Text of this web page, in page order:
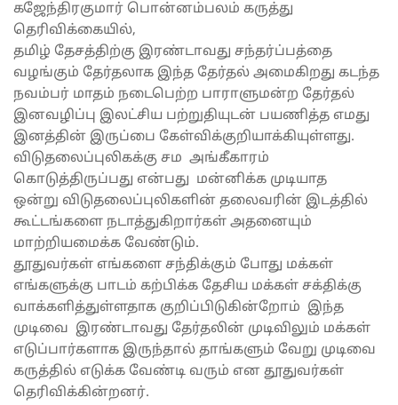
கஜேந்திரகுமார் பொன்னம்பலம் கருத்து
தெரிவிக்கையில்,
தமிழ் தேசத்திற்கு இரண்டாவது சந்தர்ப்பத்தை
வழங்கும் தேர்தலாக இந்த தேர்தல் அமைகிறது கடந்த
நவம்பர் மாதம் நடைபெற்ற பாராளுமன்ற தேர்தல்
இனவழிப்பு இலட்சிய பற்றுதியுடன் பயணித்த எமது
இனத்தின் இருப்பை கேள்விக்குறியாக்கியுள்ளது.
விடுதலைப்புலிகக்கு சம அங்கீகாரம்
கொடுத்திருப்பது என்பது மன்னிக்க முடியாத
ஒன்று விடுதலைப்புலிகளின் தலைவரின் இடத்தில்
கூட்டங்களை நடாத்துகிறார்கள் அதனையும்
மாற்றியமைக்க வேண்டும்.
தூதுவர்கள் எங்களை சந்திக்கும் போது மக்கள்
எங்களுக்கு பாடம் கற்பிக்க தேசிய மக்கள் சக்திக்கு
வாக்களித்துள்ளதாக குறிப்பிடுகின்றோம் இந்த
முடிவை இரண்டாவது தேர்தலின் முடிவிலும் மக்கள்
எடுப்பார்களாக இருந்தால் தாங்களும் வேறு முடிவை
கருத்தில் எடுக்க வேண்டி வரும் என தூதுவர்கள்
தெரிவிக்கின்றனர்.